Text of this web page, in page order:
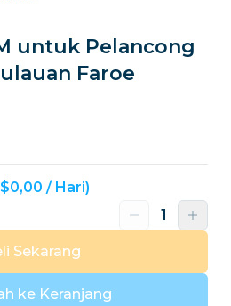
untuk Pelancong
Faroe
/ Hari)
ke Keranjang
Sekarang